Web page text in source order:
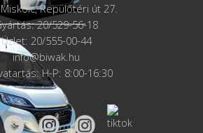
Repülőtéri út 27.
20/529-56-18
Üzlet: 20/555-00-44
info@biwak.hu
H-P: 8:00-16:30